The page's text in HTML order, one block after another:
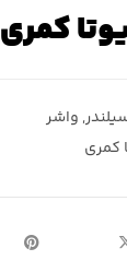
کمری
, واشر
کمری